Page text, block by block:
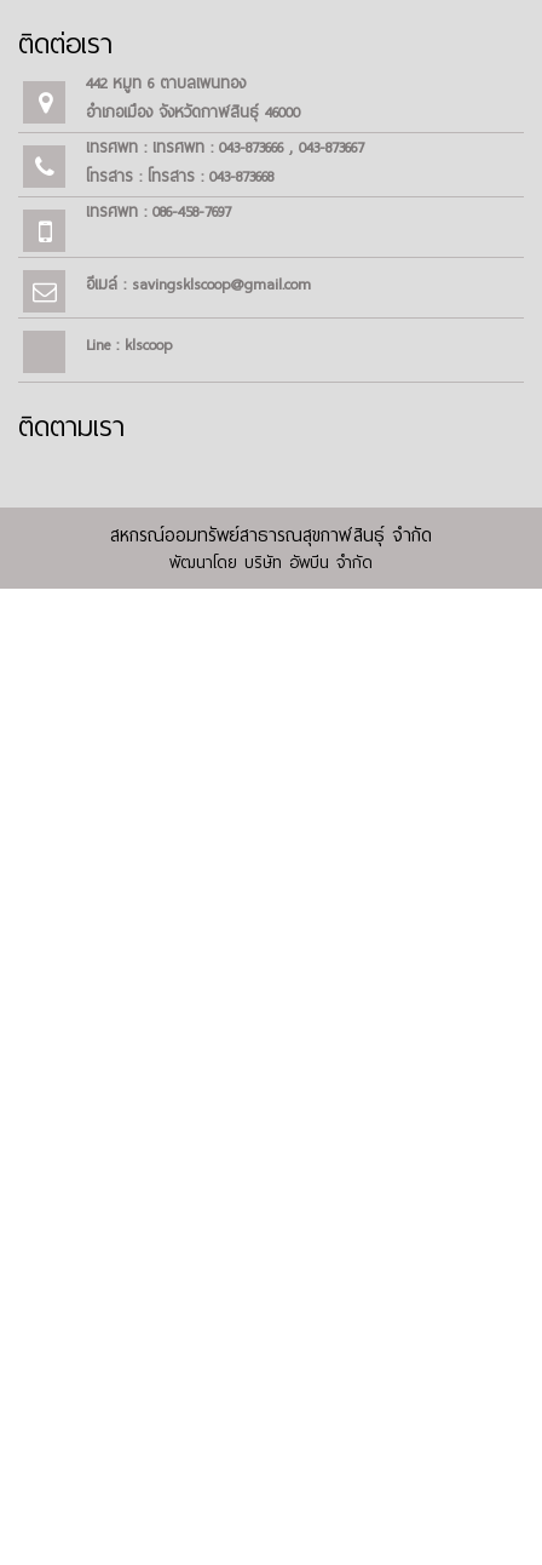
ติดต่อเรา
442 หมู่ที่ 6 ตำบลโพนทอง
อำเภอเมือง จังหวัดกาฬสินธุ์ 46000
โทรศัพท์ : โทรศัพท์ : 043-873666 , 043-873667
โทรสาร : โทรสาร : 043-873668
โทรศัพท์ : 086-458-7697
อีเมล์ : savingsklscoop@gmail.com
Line : klscoop
ติดตามเรา
สหกรณ์ออมทรัพย์สาธารณสุขกาฬสินธุ์ จำกัด
พัฒนาโดย บริษัท อัพบีน จำกัด